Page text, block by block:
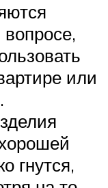
или
гнутся,